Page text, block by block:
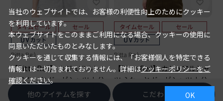
Pitta Re:)
【Pitta Re:)】 カジュアルシャ
ツ ふわっとガーゼシャツ 七分
袖 綿100% レディース
￥5,489￥3,511(36%OFF)
Pitta Re:)
【Pitta Re:)】 カジュアルシャ
ツ ふわっとガーゼシャツ 七分
袖 綿100% レディース
￥3,511 (36%OFF)
他のアイテムを探す こだわり検索
当社のウェブサイトでは、お客様の利便性向上のためにクッキー
を利用しています。
本ウェブサイトをこのままご利用になる場合、クッキーの使用に
同意いただいたものとみなします。
クッキーを通じて収集する情報には、「お客様個人を特定できる
情報」は一切含まれておりません。詳細はクッキーポリシーをご
確認ください。
OK